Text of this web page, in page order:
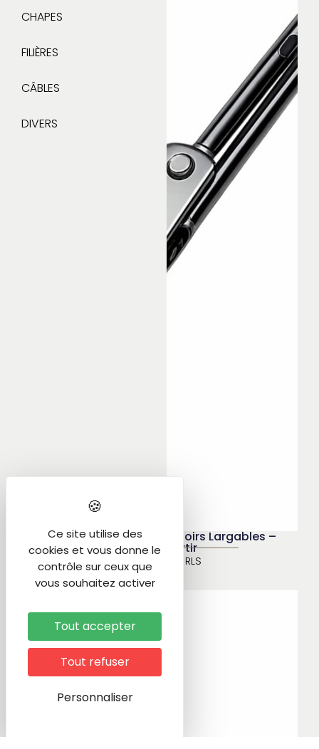
CHAPES
FILIÈRES
CÂBLES
DIVERS
Ridoirs Largables –
Sertir
RLS
Ce site utilise des
cookies et vous donne le
contrôle sur ceux que
vous souhaitez activer
Tout accepter
Tout refuser
Personnaliser